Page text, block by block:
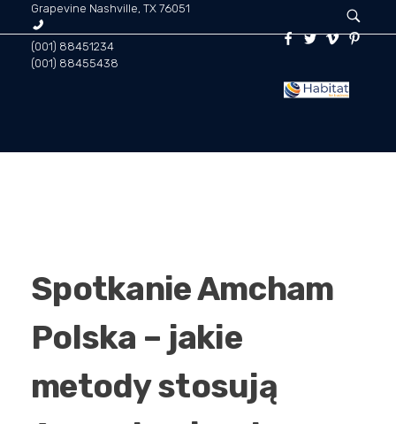
Grapevine Nashville, TX 76051
(001) 88451234
(001) 88455438
Spotkanie Amcham
Polska – jakie
metody stosują